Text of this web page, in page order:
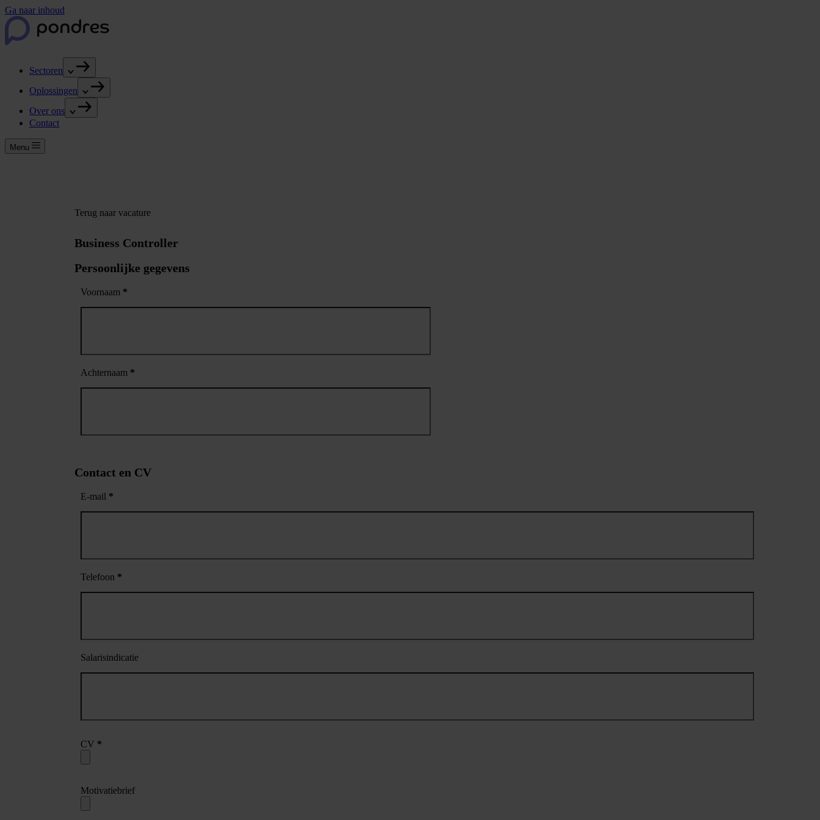
Ga naar inhoud
Sectoren
Oplossingen
Over ons
Contact
Menu
Terug naar vacature
Business Controller
Persoonlijke gegevens
Voornaam *
Achternaam *
Contact en CV
E-mail *
Telefoon *
Salarisindicatie
CV *
Motivatiebrief